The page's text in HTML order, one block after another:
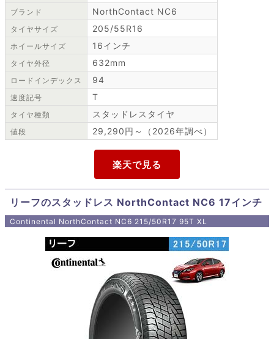
ブランド NorthContact NC6
タイヤサイズ 205/55R16
ホイールサイズ 16インチ
タイヤ外径 632mm
ロードインデックス 94
速度記号 T
タイヤ種類 スタッドレスタイヤ
値段 29,290円～（2026年調べ）
リーフのスタッドレス NorthContact NC6 17インチ
Continental NorthContact NC6 215/50R17 95T XL